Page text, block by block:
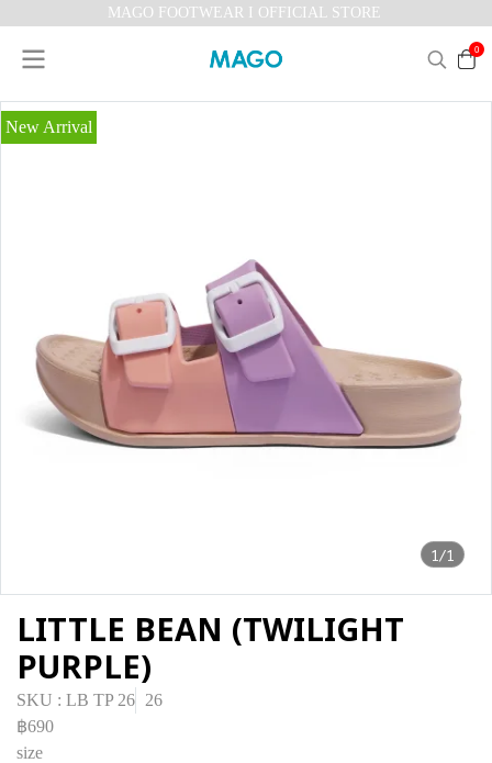
MAGO FOOTWEAR I OFFICIAL STORE
0
1/1
New Arrival
LITTLE BEAN (TWILIGHT
PURPLE)
SKU : LB TP 26 26
฿690
size